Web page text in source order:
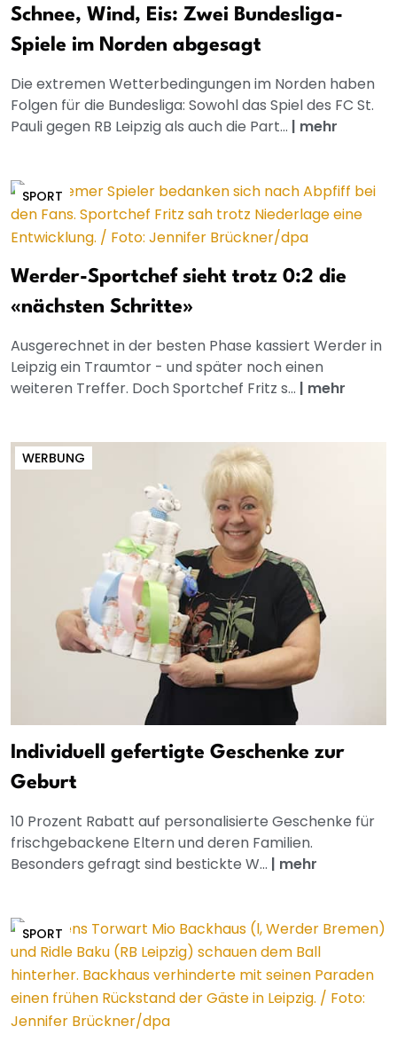
Schnee, Wind, Eis: Zwei Bundesliga-
Spiele im Norden abgesagt
Die extremen Wetterbedingungen im Norden haben
Folgen für die Bundesliga: Sowohl das Spiel des FC St.
Pauli gegen RB Leipzig als auch die Part... | mehr
SPORT
Werder-Sportchef sieht trotz 0:2 die
«nächsten Schritte»
Ausgerechnet in der besten Phase kassiert Werder in
Leipzig ein Traumtor - und später noch einen
weiteren Treffer. Doch Sportchef Fritz s... | mehr
WERBUNG
Individuell gefertigte Geschenke zur
Geburt
10 Prozent Rabatt auf personalisierte Geschenke für
frischgebackene Eltern und deren Familien.
Besonders gefragt sind bestickte W... | mehr
SPORT